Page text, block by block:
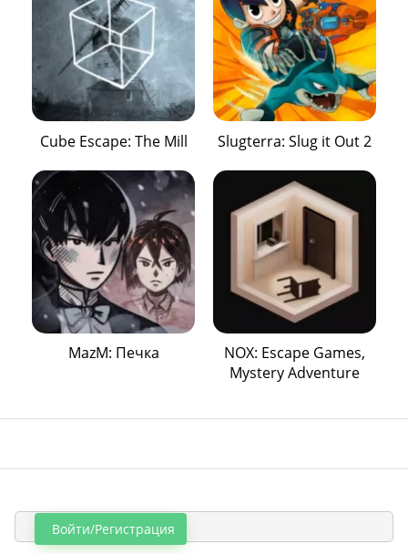
Cube Escape: The Mill Slugterra: Slug it Out 2
MazM: Печка
NOX: Escape Games,
Mystery Adventure
Войти/Регистрация